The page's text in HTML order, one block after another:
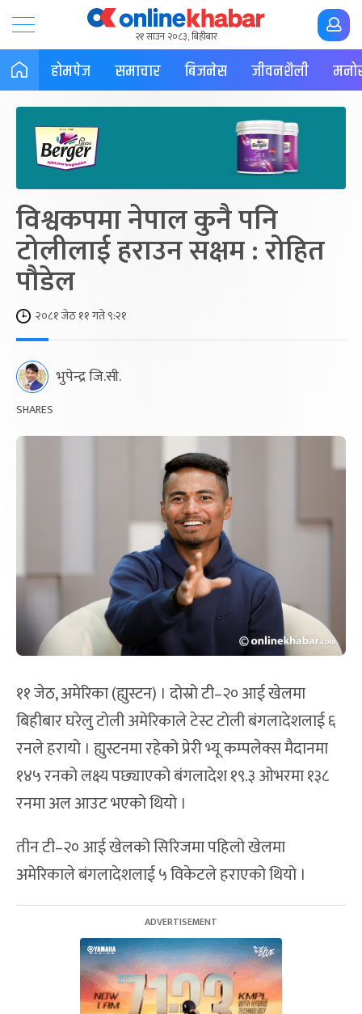
२१ साउन २०८३, बिहीबार
होमपेज समाचार बिजनेस जीवनशैली
विश्वकपमा नेपाल कुनै पनि
टोलीलाई हराउन सक्षम : रोहित
पौडेल
२०८१ जेठ ११ गते ९:२१
भुपेन्द्र जि.सी.
SHARES
११ जेठ, अमेरिका (ह्युस्टन) । दोस्रो टी–२० आई खेलमा
बिहीबार घरेलु टोली अमेरिकाले टेस्ट टोली बंगलादेशलाई ६
रनले हरायो । ह्युस्टनमा रहेको प्रेरी भ्यू कम्पलेक्स मैदानमा
१४५ रनको लक्ष्य पछ्याएको बंगलादेश १९.३ ओभरमा १३८
रनमा अल आउट भएको थियो ।
तीन टी–२० आई खेलको सिरिजमा पहिलो खेलमा
अमेरिकाले बंगलादेशलाई ५ विकेटले हराएको थियो ।